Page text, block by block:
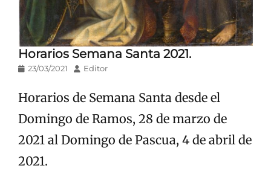
Horarios Semana Santa 2021.
Publicado
23/03/2021 AutorEditor
Horarios de Semana Santa desde el
Domingo de Ramos, 28 de marzo de
2021 al Domingo de Pascua, 4 de abril de
2021.